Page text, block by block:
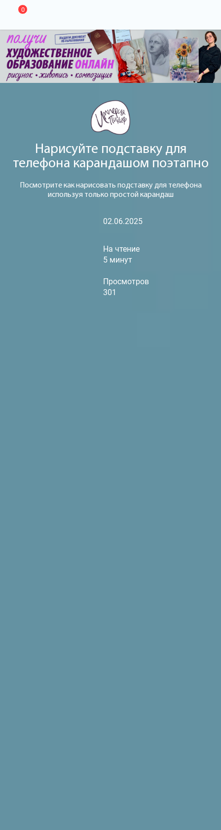
0
Нарисуйте подставку для
телефона карандашом поэтапно
Посмотрите как нарисовать подставку для телефона
используя только простой карандаш
02.06.2025
На чтение
5 минут
Просмотров
301